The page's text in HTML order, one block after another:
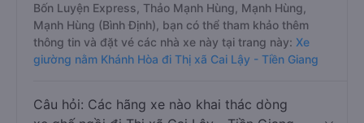
Bốn Luyện Express, Thảo Mạnh Hùng, Mạnh Hùng,
Mạnh Hùng (Bình Định), bạn có thể tham khảo thêm
thông tin và đặt vé các nhà xe này tại trang này: Xe
giường nằm Khánh Hòa đi Thị xã Cai Lậy - Tiền Giang
Câu hỏi: Các hãng xe nào khai thác dòng